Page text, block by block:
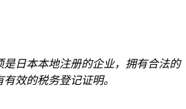
是日本本地注册的企业，拥有合法的
效的税务登记证明。